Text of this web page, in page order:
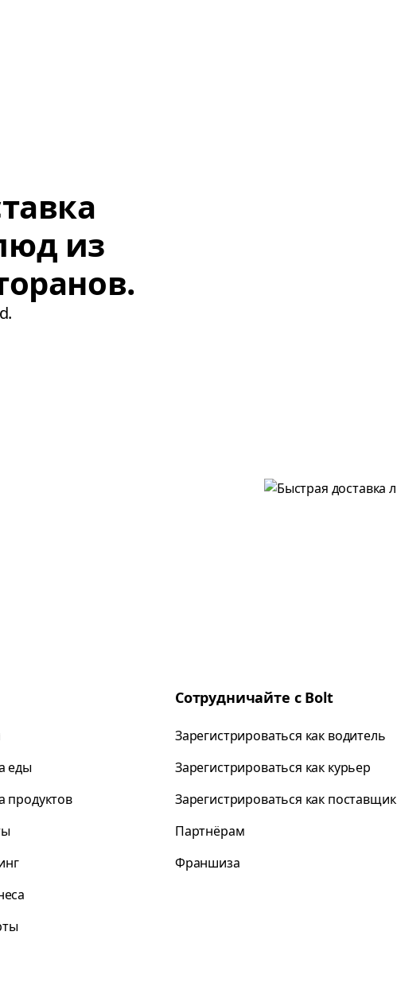
из
еды
продуктов
Сотрудничайте с Bolt
Зарегистрироваться как водитель
Зарегистрироваться как курьер
Зарегистрироваться как поставщик
Партнёрам
Франшиза